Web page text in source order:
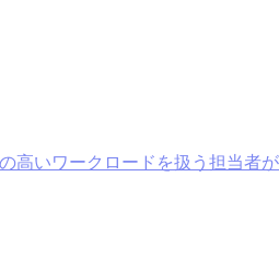
いワークロードを扱う担当者